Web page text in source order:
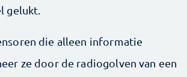
gelukt.
die alleen informatie
ze door de radiogolven van een